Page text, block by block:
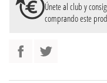
Únete al club y
comprando este